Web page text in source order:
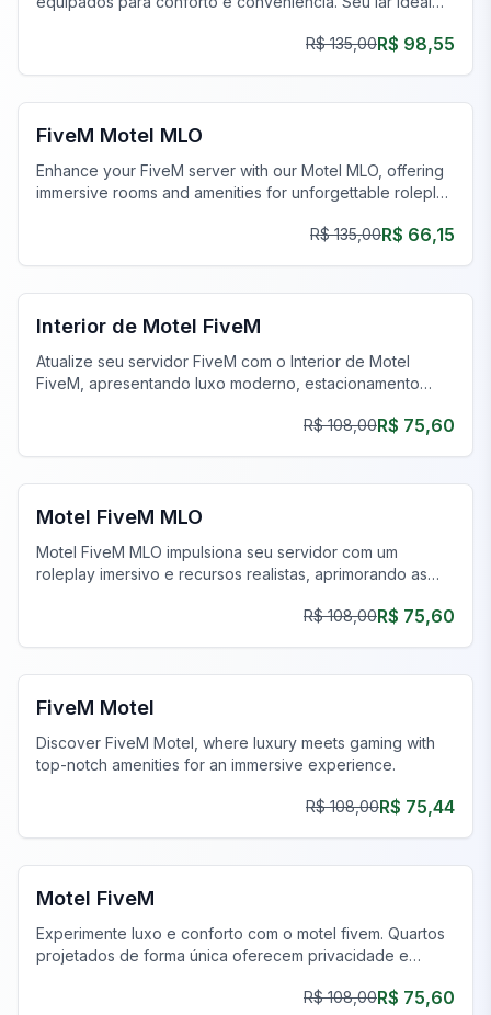
R$ 135,00R$ 98,55
FiveM Negócios MLO
FiveM Motel MLO
Enhance your FiveM server with our Motel MLO, offering
immersive rooms and amenities for unforgettable roleplay
R$ 135,00R$ 66,15
FiveM Negócios MLO
Interior de Motel FiveM
Atualize seu servidor FiveM com o Interior de Motel
FiveM, apresentando luxo moderno, estacionamento
R$ 108,00R$ 75,60
FiveM Negócios MLO
Motel FiveM MLO
Motel FiveM MLO impulsiona seu servidor com um
roleplay imersivo e recursos realistas, aprimorando as
R$ 108,00R$ 75,60
FiveM Negócios MLO
FiveM Motel
Discover FiveM Motel, where luxury meets gaming with
top-notch amenities for an immersive experience.
R$ 108,00R$ 75,44
FiveM Negócios MLO
Motel FiveM
Experimente luxo e conforto com o motel fivem. Quartos
projetados de forma única oferecem privacidade e
R$ 108,00R$ 75,60